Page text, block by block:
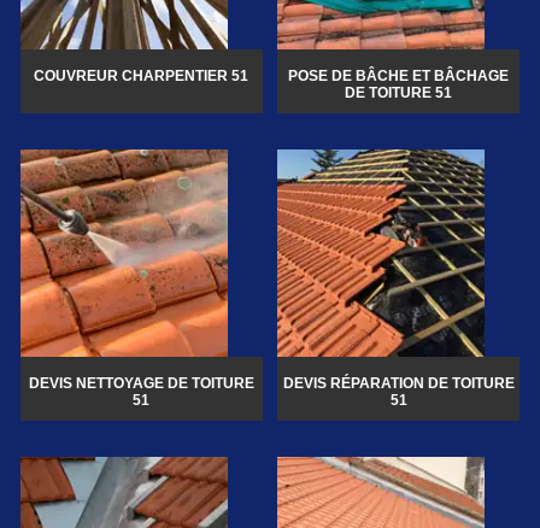
COUVREUR CHARPENTIER 51
POSE DE BÂCHE ET BÂCHAGE
DE TOITURE 51
DEVIS NETTOYAGE DE TOITURE
51
DEVIS RÉPARATION DE TOITURE
51